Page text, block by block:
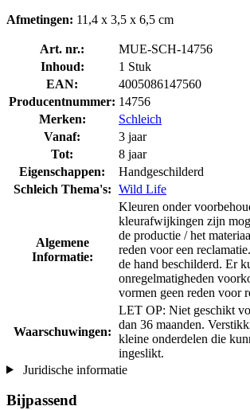
Afmetingen: 11,4 x 3,5 x 6,5 cm
Art. nr.:
MUE-SCH-14756
Inhoud:
1 Stuk
EAN:
4005086147560
Producentnummer: 14756
Merken:
Schleich
Vanaf:
3 jaar
Tot:
8 jaar
Eigenschappen:
Handgeschilderd
Schleich Thema's: Wild Life
Algemene
Informatie:
Kleuren onder
kleurafwijkingen zijn
de productie / het
reden voor een
de hand beschilderd. Er
onregelmatigheden
vormen geen reden voor
Waarschuwingen:
LET OP: Niet geschikt
dan 36 maanden.
kleine onderdelen die
ingeslikt.
Juridische informatie
Bijpassend